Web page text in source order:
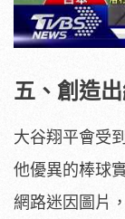
五、創造
大谷翔平會受
他優異的棒球
網路迷因圖片